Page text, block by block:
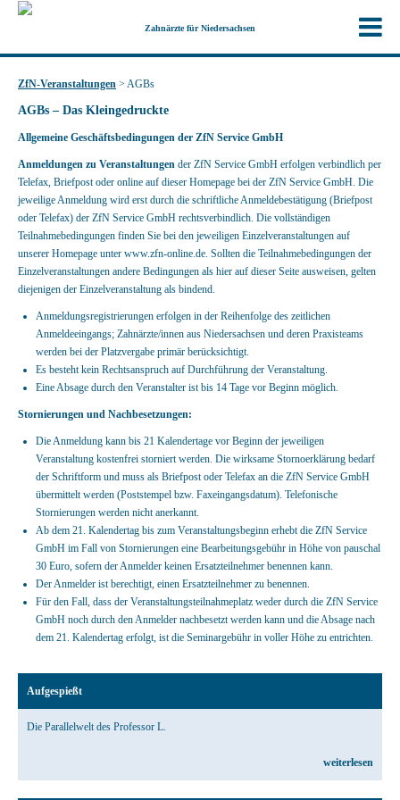
Zahnärzte für Niedersachsen
ZfN-Veranstaltungen > AGBs
AGBs – Das Kleingedruckte
Allgemeine Geschäftsbedingungen der ZfN Service GmbH
Anmeldungen zu Veranstaltungen der ZfN Service GmbH erfolgen verbindlich per
Telefax, Briefpost oder online auf dieser Homepage bei der ZfN Service GmbH. Die
jeweilige Anmeldung wird erst durch die schriftliche Anmeldebestätigung (Briefpost
oder Telefax) der ZfN Service GmbH rechtsverbindlich. Die vollständigen
Teilnahmebedingungen finden Sie bei den jeweiligen Einzelveranstaltungen auf
unserer Homepage unter www.zfn-online.de. Sollten die Teilnahmebedingungen der
Einzelveranstaltungen andere Bedingungen als hier auf dieser Seite ausweisen, gelten
diejenigen der Einzelveranstaltung als bindend.
Anmeldungsregistrierungen erfolgen in der Reihenfolge des zeitlichen
Anmeldeeingangs; Zahnärzte/innen aus Niedersachsen und deren Praxisteams
werden bei der Platzvergabe primär berücksichtigt.
Es besteht kein Rechtsanspruch auf Durchführung der Veranstaltung.
Eine Absage durch den Veranstalter ist bis 14 Tage vor Beginn möglich.
Stornierungen und Nachbesetzungen:
Die Anmeldung kann bis 21 Kalendertage vor Beginn der jeweiligen
Veranstaltung kostenfrei storniert werden. Die wirksame Stornoerklärung bedarf
der Schriftform und muss als Briefpost oder Telefax an die ZfN Service GmbH
übermittelt werden (Poststempel bzw. Faxeingangsdatum). Telefonische
Stornierungen werden nicht anerkannt.
Ab dem 21. Kalendertag bis zum Veranstaltungsbeginn erhebt die ZfN Service
GmbH im Fall von Stornierungen eine Bearbeitungsgebühr in Höhe von pauschal
30 Euro, sofern der Anmelder keinen Ersatzteilnehmer benennen kann.
Der Anmelder ist berechtigt, einen Ersatzteilnehmer zu benennen.
Für den Fall, dass der Veranstaltungsteilnahmeplatz weder durch die ZfN Service
GmbH noch durch den Anmelder nachbesetzt werden kann und die Absage nach
dem 21. Kalendertag erfolgt, ist die Seminargebühr in voller Höhe zu entrichten.
Aufgespießt
Die Parallelwelt des Professor L.
weiterlesen